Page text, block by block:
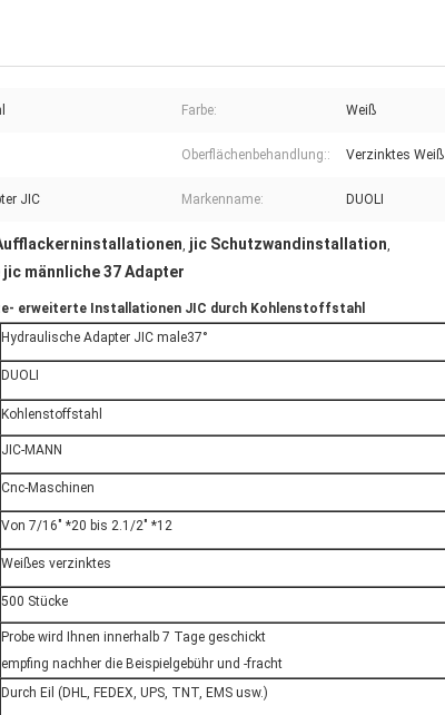
Farbe: Weiß
Oberflächenbehandlung:: Verzinktes Weiß
JIC Markenname: DUOLI
, jic Schutzwandinstallation,
männliche 37 Adapter
erweiterte Installationen JIC durch Kohlenstoffstahl
Hydraulische Adapter JIC male37°
DUOLI
Kohlenstoffstahl
JIC-MANN
Cnc-Maschinen
Von 7/16" *20 bis 2.1/2" *12
Weißes verzinktes
500 Stücke
Probe wird Ihnen innerhalb 7 Tage geschickt
empfing nachher die Beispielgebühr und -fracht
Durch Eil (DHL, FEDEX, UPS, TNT, EMS usw.)